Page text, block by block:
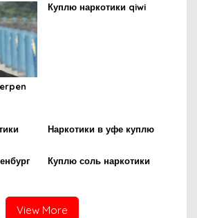
Куплю наркотики qiwi
Наркотики в уфе куплю
Куплю соль наркотики
View More